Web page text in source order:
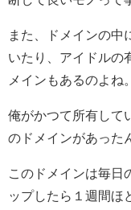
また、ドメインの中
いたり、アイドルの
メインもあるのよね。
俺がかつて所有して
のドメインがあった
このドメインは毎日
ップしたら１週間ほ